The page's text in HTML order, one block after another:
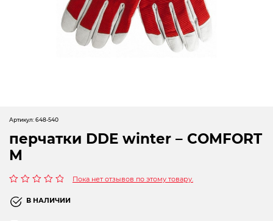
Новогодние товары
Отопление и климат
Сварочное оборудование
Спецодежда
Станки
Артикул:648-540
перчатки DDE winter – COMFORT
M
0
из
Пока нет отзывов по этому товару.
В НАЛИЧИИ